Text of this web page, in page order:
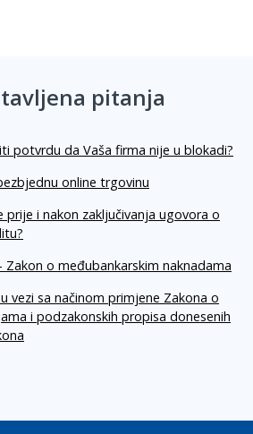
pitanja
potvrdu da Vaša firma nije u blokadi?
online trgovinu
i nakon zaključivanja ugovora o
Zakon o međubankarskim naknadama
vezi sa načinom primjene Zakona o
i podzakonskih propisa donesenih